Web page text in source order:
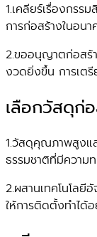
1.เคลียร์เรื่องกร
การก่อสร้างในอนา
2.ขออนุญาตก่อสร้
งวดยิ่งขึ้น การเตรี
เลือกวัสดุก่
1.วัสดุคุณภาพสูงแ
ธรรมชาติที่มีความ
2.ผสานเทคโนโล
ให้การติดตั้งทำได้